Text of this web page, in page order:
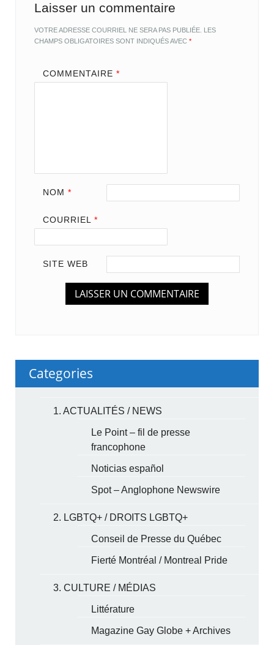
Laisser un commentaire
VOTRE ADRESSE COURRIEL NE SERA PAS PUBLIÉE. LES
CHAMPS OBLIGATOIRES SONT INDIQUÉS AVEC*
COMMENTAIRE *
NOM *
COURRIEL *
SITE WEB
Categories
1. ACTUALITÉS / NEWS
Le Point – fil de presse
francophone
Noticias español
Spot – Anglophone Newswire
2. LGBTQ+ / DROITS LGBTQ+
Conseil de Presse du Québec
Fierté Montréal / Montreal Pride
3. CULTURE / MÉDIAS
Littérature
Magazine Gay Globe + Archives